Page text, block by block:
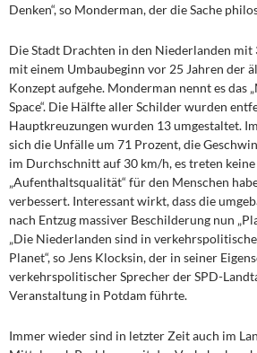
Denken“, so Monderman, der die Sache
Die Stadt Drachten in den Niederlanden mit
mit einem Umbaubeginn vor 25 Jahren der
Konzept aufgehe. Monderman nennt es das
Space“. Die Hälfte aller Schilder wurden
Hauptkreuzungen wurden 13 umgestaltet.
sich die Unfälle um 71 Prozent, die
im Durchschnitt auf 30 km/h, es treten
„Aufenthaltsqualität“ für den Menschen
verbessert. Interessant wirkt, dass die
nach Entzug massiver Beschilderung nun
„Die Niederlanden sind in
Planet“, so Jens Klocksin, der in seiner
verkehrspolitischer Sprecher der SPD-
Veranstaltung in Potdam führte.
Immer wieder sind in letzter Zeit auch im